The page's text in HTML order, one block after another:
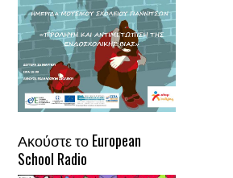
Ακούστε το European
School Radio